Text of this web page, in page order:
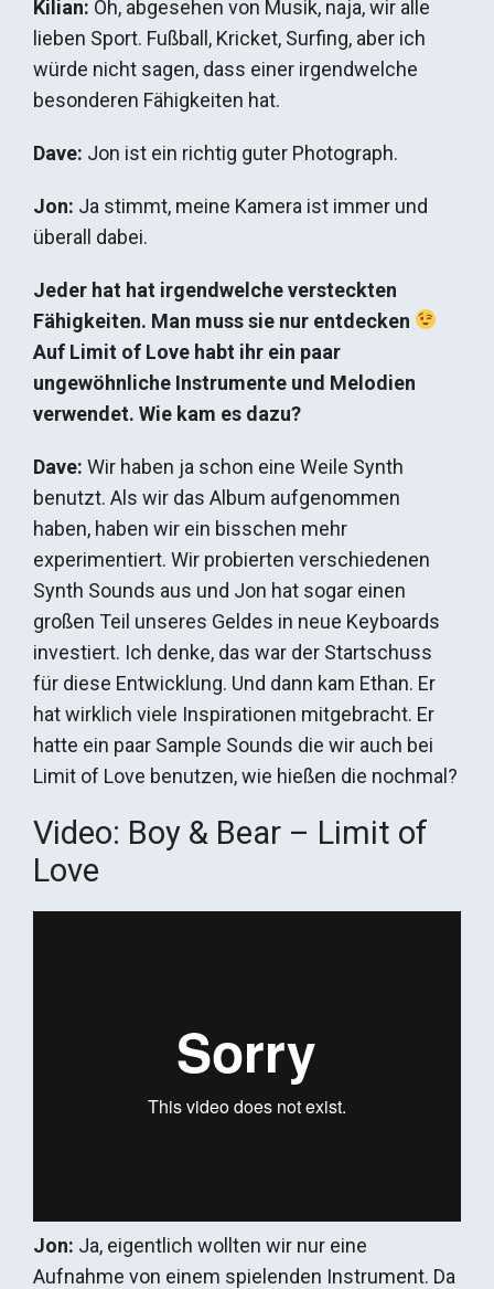
Kilian: Oh, abgesehen von Musik, naja, wir alle
lieben Sport. Fußball, Kricket, Surfing, aber ich
würde nicht sagen, dass einer irgendwelche
besonderen Fähigkeiten hat.
Dave: Jon ist ein richtig guter Photograph.
Jon: Ja stimmt, meine Kamera ist immer und
überall dabei.
Jeder hat hat irgendwelche versteckten
Fähigkeiten. Man muss sie nur entdecken
Auf Limit of Love habt ihr ein paar
ungewöhnliche Instrumente und Melodien
verwendet. Wie kam es dazu?
Dave: Wir haben ja schon eine Weile Synth
benutzt. Als wir das Album aufgenommen
haben, haben wir ein bisschen mehr
experimentiert. Wir probierten verschiedenen
Synth Sounds aus und Jon hat sogar einen
großen Teil unseres Geldes in neue Keyboards
investiert. Ich denke, das war der Startschuss
für diese Entwicklung. Und dann kam Ethan. Er
hat wirklich viele Inspirationen mitgebracht. Er
hatte ein paar Sample Sounds die wir auch bei
Limit of Love benutzen, wie hießen die nochmal?
Video: Boy & Bear – Limit of
Love
Jon: Ja, eigentlich wollten wir nur eine
Aufnahme von einem spielenden Instrument. Da